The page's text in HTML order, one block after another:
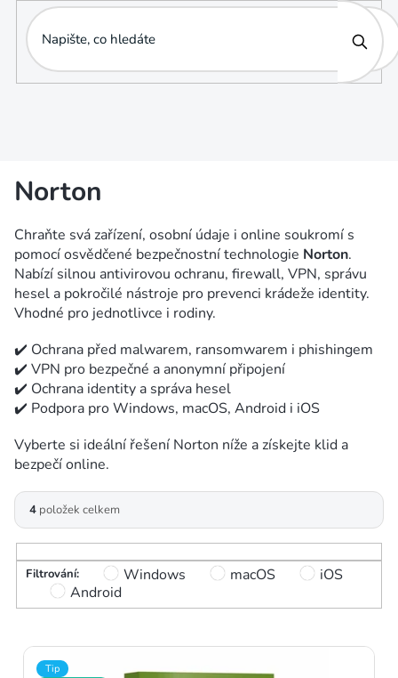
obsah
Norton
Chraňte svá zařízení, osobní údaje i online soukromí s
pomocí osvědčené bezpečnostní technologie Norton.
Nabízí silnou antivirovou ochranu, firewall, VPN, správu
hesel a pokročilé nástroje pro prevenci krádeže identity.
Vhodné pro jednotlivce i rodiny.
✔️ Ochrana před malwarem, ransomwarem i phishingem
✔️ VPN pro bezpečné a anonymní připojení
✔️ Ochrana identity a správa hesel
✔️ Podpora pro Windows, macOS, Android i iOS
Vyberte si ideální řešení Norton níže a získejte klid a
bezpečí online.
4 položek celkem
Windows macOS
iOS
Android
V
ý
p
i
Tip